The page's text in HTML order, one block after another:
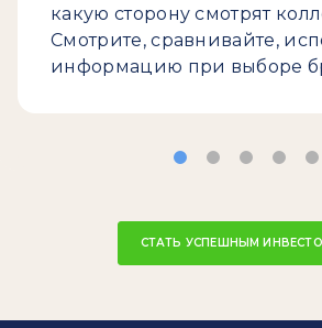
какую сторону смотрят
Смотрите, сравнивайте,
информацию при выборе
СТАТЬ УСПЕШНЫМ